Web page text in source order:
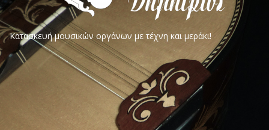
Κατασκευή μουσικών οργάνων με τέχνη και μεράκι!